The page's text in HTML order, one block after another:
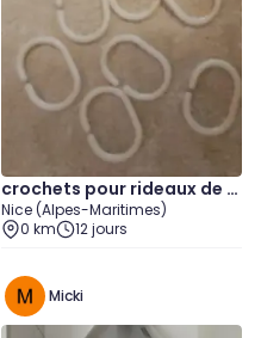
crochets pour rideaux de s
alle de bain.
Nice (Alpes-Maritimes)
0 km
12 jours
Micki